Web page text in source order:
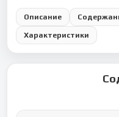
Описание
Характеристики